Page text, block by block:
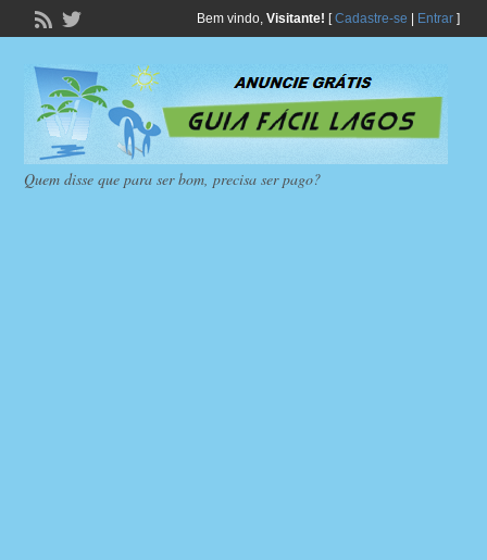
Bem vindo, Visitante! [Cadastre-se Entrar]
Quem disse que para ser bom, precisa ser pago?